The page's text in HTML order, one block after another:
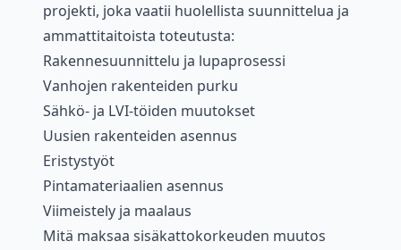
projekti, joka vaatii huolellista suunnittelua ja
ammattitaitoista toteutusta:
Rakennesuunnittelu ja lupaprosessi
Vanhojen rakenteiden purku
Sähkö- ja LVI-töiden muutokset
Uusien rakenteiden asennus
Eristystyöt
Pintamateriaalien asennus
Viimeistely ja maalaus
Mitä maksaa sisäkattokorkeuden muutos